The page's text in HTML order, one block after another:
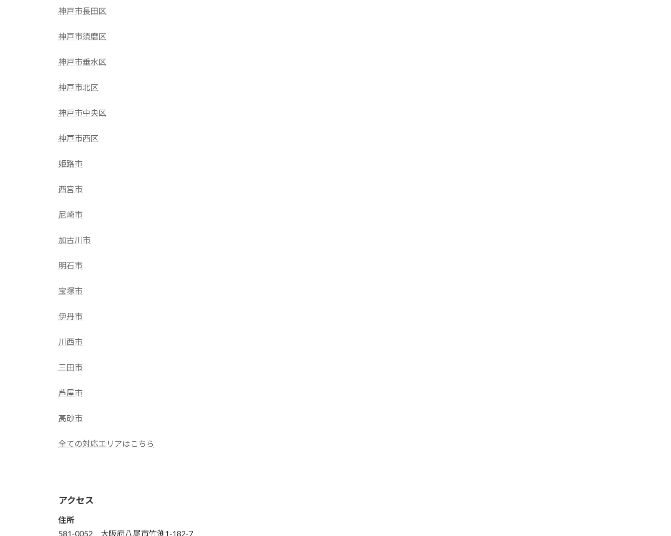
神戸市長田区
神戸市須磨区
神戸市垂水区
神戸市北区
神戸市中央区
神戸市西区
姫路市
西宮市
尼崎市
加古川市
明石市
宝塚市
伊丹市
川西市
三田市
芦屋市
高砂市
全ての対応エリアはこちら
アクセス
住所
581-0052 大阪府八尾市竹渕1-182-7